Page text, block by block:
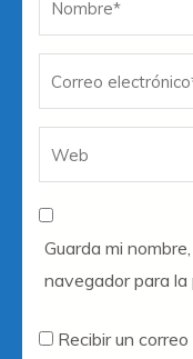
Guarda mi
navegador para
Recibir un